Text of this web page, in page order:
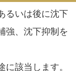
るいは後に沈下
強、沈下抑制を
該当します。